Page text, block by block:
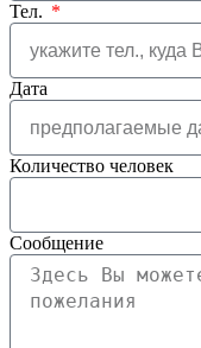
Тел.
Дата
Количество человек
Сообщение